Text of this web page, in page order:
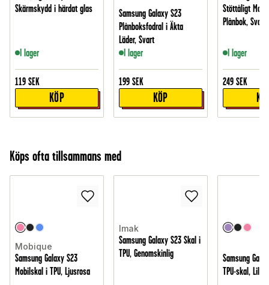
Skärmskydd i härdat glas
I lager
119 SEK
KÖP
Samsung Galaxy S23
Plånboksfodral i Äkta
Läder, Svart
I lager
199 SEK
KÖP
Stöttåligt
Plånbok, Svart
I lager
249 SEK
Köps ofta tillsammans med
Mobique
Samsung Galaxy S23
Mobilskal i TPU, Ljusrosa
Imak
Samsung Galaxy S23 Skal i
TPU, Genomskinlig
Samsung
TPU-skal, Lila